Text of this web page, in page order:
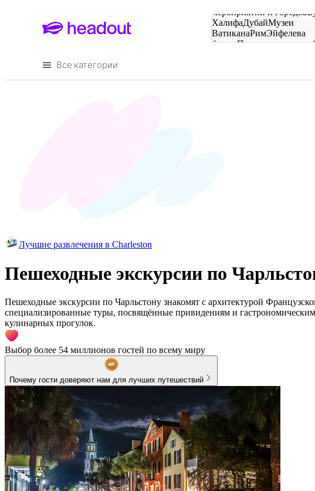
мероприятий и городов
ХалифаДубайМузеи
ВатиканаРимЭйфелева
башняПариж
Все категории
Лучшие развлечения в Charleston
Пешеходные экскурсии по
Пешеходные экскурсии по Чарльстону знакомят с архитектурой
специализированные туры, посвящённые привидениям и
кулинарных прогулок.
Выбор более 54 миллионов гостей по всему миру
Почему гости доверяют нам для лучших путешествий